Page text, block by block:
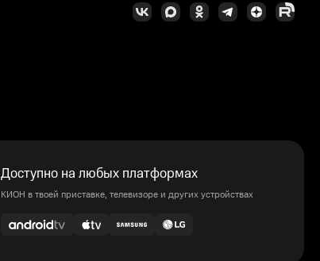
Доступно на любых платформах
КИОН в твоей приставке, телевизоре и других устройствах